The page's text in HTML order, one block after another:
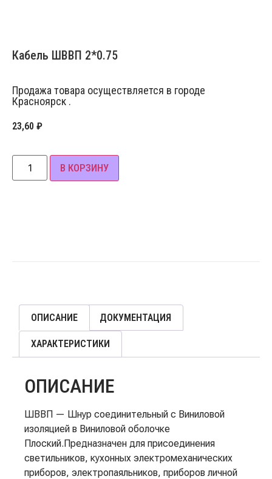
Кабель ШВВП 2*0.75
Продажа товара осуществляется в городе
Красноярск .
23,60 ₽
В КОРЗИНУ
ОПИСАНИЕ ДОКУМЕНТАЦИЯ
ХАРАКТЕРИСТИКИ
ОПИСАНИЕ
ШВВП — Шнур соединительный с Виниловой
изоляцией в Виниловой оболочке
Плоский.Предназначен для присоединения
светильников, кухонных электромеханических
приборов, электропаяльников, приборов личной